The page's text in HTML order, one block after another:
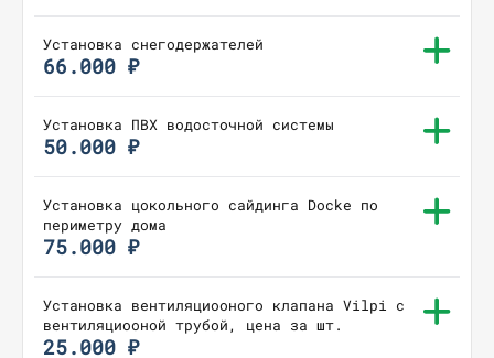
Установка снегодержателей
66.000 ₽
Установка ПВХ водосточной системы
50.000 ₽
Установка цокольного сайдинга Docke по
периметру дома
75.000 ₽
Установка вентиляциооного клапана Vilpi с
вентиляциооной трубой, цена за шт.
25.000 ₽